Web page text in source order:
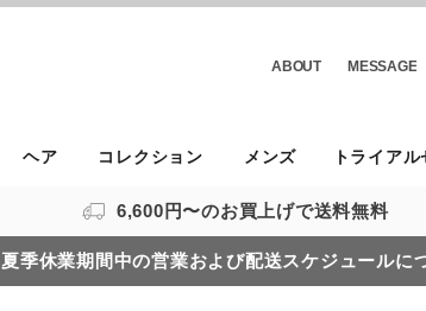
ABOUT MESSAGE
ヘア コレクション メンズ トライアル
6,600円〜のお買上げで送料無料
夏季休業期間中の営業および配送スケジュールに